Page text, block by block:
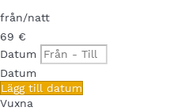
från/natt
69 €
Datum
Datum
Lägg till datum
Vuxna